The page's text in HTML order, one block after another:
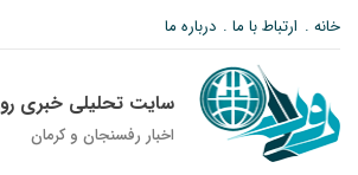
خانه ارتباط با ما درباره ما
سایت تحلیلی خبری
اخبار رفسنجان و كرمان